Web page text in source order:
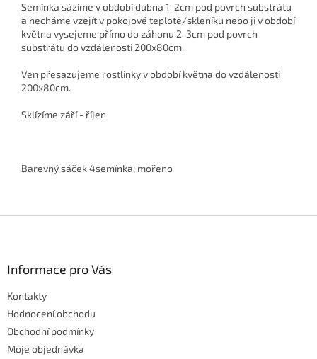
Semínka sázíme v období dubna 1-2cm pod povrch substrátu
a necháme vzejít v pokojové teplotě/skleníku nebo ji v období
května vysejeme přímo do záhonu 2-3cm pod povrch
substrátu do vzdálenosti 200x80cm.
Ven přesazujeme rostlinky v období května do vzdálenosti
200x80cm.
Sklízíme září - říjen
Barevný sáček 4semínka; mořeno
Informace pro Vás
Kontakty
Hodnocení obchodu
Obchodní podmínky
Moje objednávka